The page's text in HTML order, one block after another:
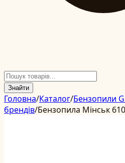
Знайти
Головна/Каталог/Бензопили
брендів/Бензопила Мінськ